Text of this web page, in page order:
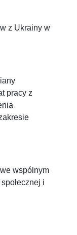
z Ukrainy w
pracy z
i